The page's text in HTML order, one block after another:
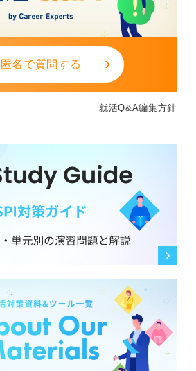
匿名で質問する
就活Q&A編集方針